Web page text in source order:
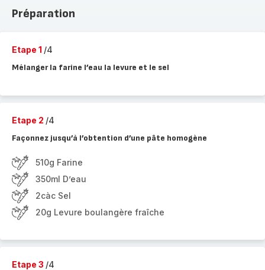
Préparation
Etape 1 /4
Mélanger la farine l’eau la levure et le sel
Etape 2 /4
Façonnez jusqu’à l’obtention d’une pâte homogène
510g Farine
350ml D’eau
2càc Sel
20g Levure boulangère fraîche
Etape 3 /4